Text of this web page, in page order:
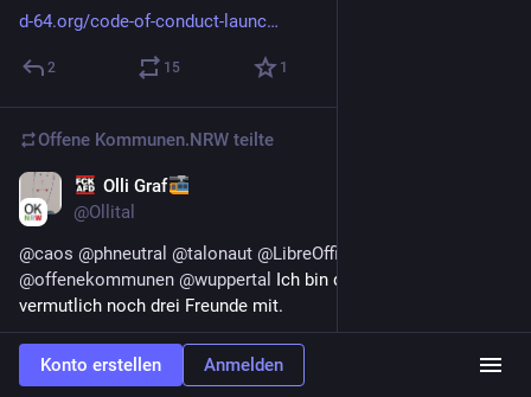
d-64.org/code-of-conduct-launc
2 15 1
Offene Kommunen.NRW teilte
Olli Graf
@Ollital
@caos @phneutral @talonaut @LibreOfficeDE
@offenekommunen @wuppertal Ich bin dabei und bring
vermutlich noch drei Freunde mit.
Konto erstellen Anmelden